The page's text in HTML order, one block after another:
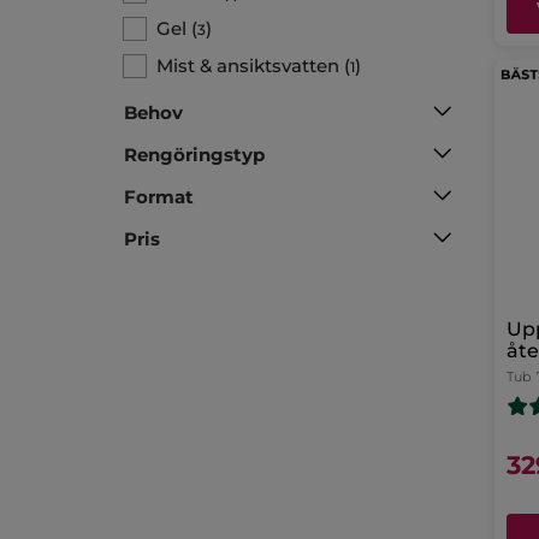
Gel (3)
Mist & ansiktsvatten (1)
Behov
Rengöringstyp
Format
Pris
Tub